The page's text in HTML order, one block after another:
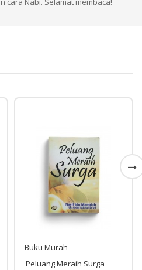
Buku Murah
Peluang Meraih Surga